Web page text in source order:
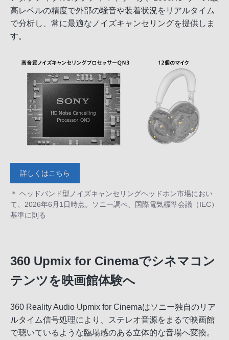
高レベルの精度で外部の騒音や装着状況をリアルタイム
で分析し、常に最適なノイズキャンセリングを提供しま
す。
詳しくはこちら
＊ ヘッドバンド型ノイズキャンセリングヘッドホン市場におい
て、2026年6月1日時点。ソニー調べ、国際電気標準会議（IEC）
基準に則る
360 Upmix for Cinemaでシネマコン
テンツを映画館体験へ
360 Reality Audio Upmix for Cinemaはソニー独自のリア
ルタイム信号処理により、ステレオ音源をまるで映画館
で聴いているような臨場感のある立体的な音場へ変換。